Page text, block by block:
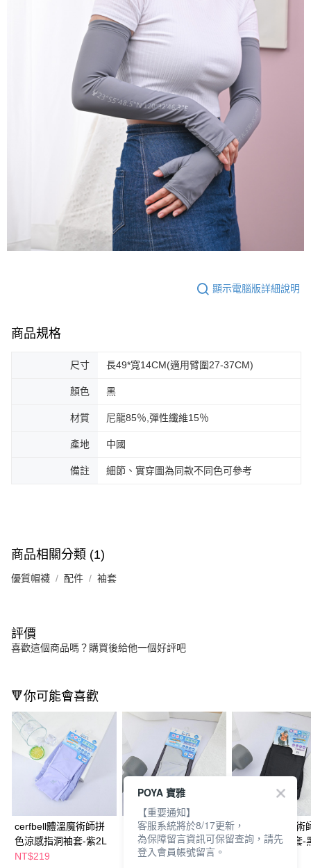
顯示電腦版詳細說明
商品規格
尺寸 長49*寬14CM(適用臂圍27-37CM)
顏色 黑
材質 尼龍85％,彈性纖維15％
產地 中國
備註 細節、實穿圖為同款不同色可參考
商品相關分類 (1)
優質帽襪 配件 袖套
評價
喜歡這個商品嗎？購買後給他一個好評吧
🔻你可能會喜歡
cerfbell體溫魔術師拼
色涼感指洞袖套-紫2L
NT$219
cerfbell體溫魔術師拼
色涼感指洞袖套-深灰
NT$219
cerfbell體溫魔術
洞涼感指洞袖套-
POYA 寶雅
【重要通知】
客服系統將於8/17更新，
為保障留言資訊可保留查詢，請先
登入會員帳號留言。